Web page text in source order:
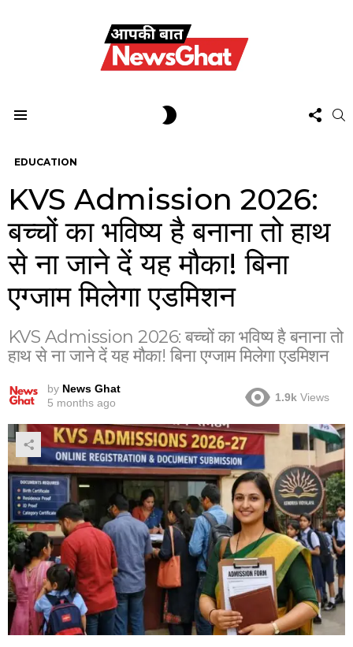
US
EDUCATION
KVS Admission 2026:
बच्चों का भविष्य है बनाना तो हाथ
से ना जाने दें यह मौका! बिना
एग्जाम मिलेगा एडमिशन
KVS Admission 2026: बच्चों का भविष्य है बनाना तो
हाथ से ना जाने दें यह मौका! बिना एग्जाम मिलेगा एडमिशन
by News Ghat
5 months ago
1.9k Views